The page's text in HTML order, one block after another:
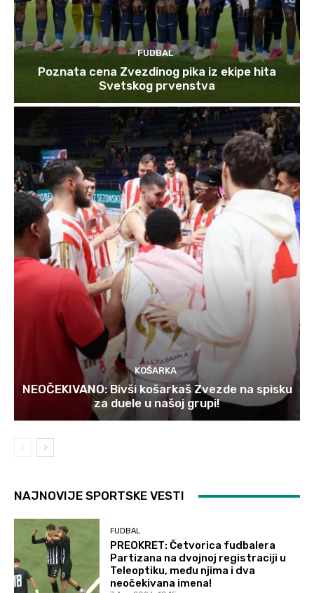
FUDBAL
Poznata cena Zvezdinog pika iz ekipe hita
Svetskog prvenstva
KOŠARKA
NEOČEKIVANO: Bivši košarkaš Zvezde na spisku
za duele u našoj grupi!
NAJNOVIJE SPORTSKE VESTI
FUDBAL
PREOKRET: Četvorica fudbalera
Partizana na dvojnoj registraciji u
Teleoptiku, među njima i dva
neočekivana imena!